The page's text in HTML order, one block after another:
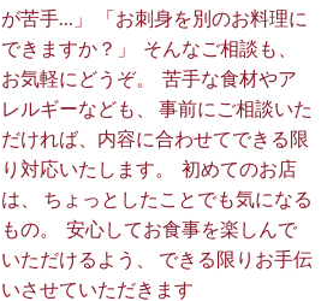
が苦手…」 「お刺身を別のお料理に
できますか？」 ⁡ そんなご相談も、
お気軽にどうぞ。 ⁡ 苦手な食材やア
レルギーなども、 事前にご相談いた
だければ、内容に合わせてできる限
り対応いたします。 ⁡ 初めてのお店
は、 ちょっとしたことでも気になる
もの。 ⁡ 安心してお食事を楽しんで
いただけるよう、 できる限りお手伝
いさせていただきます️ ⁡